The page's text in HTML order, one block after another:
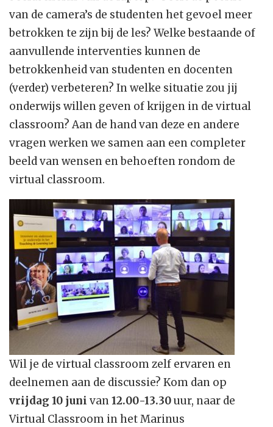
van de camera’s de studenten het gevoel meer
betrokken te zijn bij de les? Welke bestaande of
aanvullende interventies kunnen de
betrokkenheid van studenten en docenten
(verder) verbeteren? In welke situatie zou jij
onderwijs willen geven of krijgen in de virtual
classroom? Aan de hand van deze en andere
vragen werken we samen aan een completer
beeld van wensen en behoeften rondom de
virtual classroom.
Wil je de virtual classroom zelf ervaren en
deelnemen aan de discussie? Kom dan op
vrijdag 10 juni van12.00-13.30uur, naar de
Virtual Classroom in het Marinus